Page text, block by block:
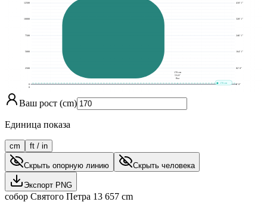
0 0' 0"
2500 82' 0"
5000 164' 1"
7500 246' 1"
10000 328' 1"
12500 410' 1"
170 cm
170 cm
5'6.9"
Вы
0
Ваш рост (cm)
Единица показа
cm ft / in
Скрыть опорную линию Скрыть человека
Экспорт PNG
собор Святого Петра 13 657 cm